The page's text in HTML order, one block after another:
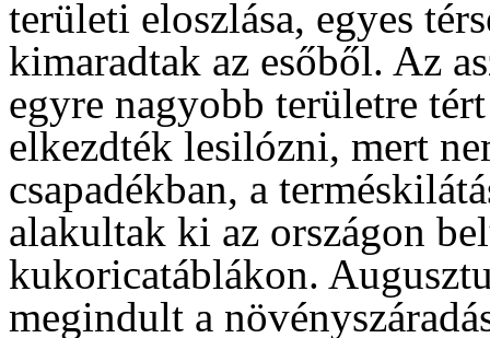
területi eloszlása, egyes
kimaradtak az esőből. Az
egyre nagyobb területre
elkezdték lesilózni, mert
csapadékban, a
alakultak ki az országon
kukoricatáblákon.
megindult a